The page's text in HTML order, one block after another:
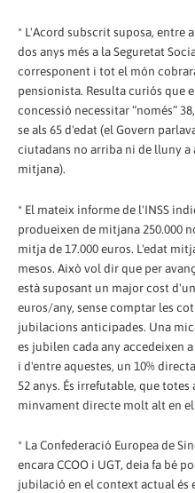
* L'Acord subscrit suposa, entre
dos anys més a la Seguretat
corresponent i tot el món
pensionista. Resulta curiós que
concessió necessitar “només”
se als 65 d'edat (el Govern
ciutadans no arriba ni de lluny a
mitjana).
* El mateix informe de l'INSS
produeixen de mitjana 250.000
mitja de 17.000 euros. L'edat
mesos. Això vol dir que per
està suposant un major cost
euros/any, sense comptar les
jubilacions anticipades. Una
es jubilen cada any accedeixen
i d'entre aquestes, un 10%
52 anys. És irrefutable, que
minvament directe molt alt en
* La Confederació Europea de
encara CCOO i UGT, deia fa bé
jubilació en el context actual és